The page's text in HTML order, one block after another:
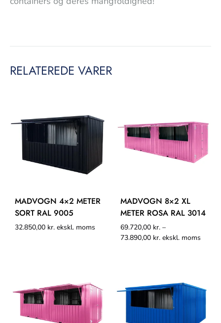
RELATEREDE VARER
MADVOGN 4×2 METER
SORT RAL 9005
32.850,00 kr. ekskl. moms
MADVOGN 8×2 XL
METER ROSA RAL 3014
69.720,00 kr. –
73.890,00 kr. ekskl. moms